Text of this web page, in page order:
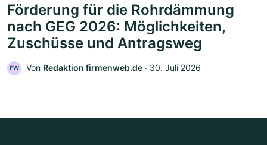
Förderung für die Rohrdämmung
nach GEG 2026: Möglichkeiten,
Zuschüsse und Antragsweg
FW Von Redaktion firmenweb.de ‧ 30. Juli 2026